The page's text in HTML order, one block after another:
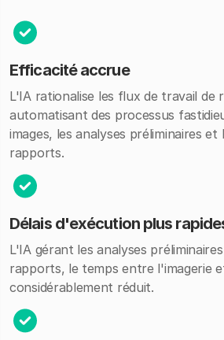
Efficacité accrue
L'IA rationalise les flux de travail de
automatisant des processus
images, les analyses préliminaires
rapports.
Délais d'exécution plus
L'IA gérant les analyses
rapports, le temps entre l'imagerie
considérablement réduit.